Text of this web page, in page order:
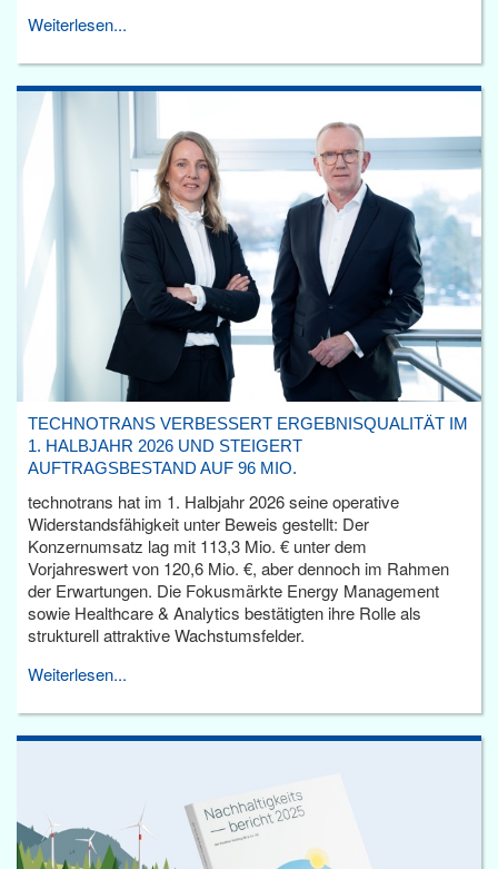
Weiterlesen...
TECHNOTRANS VERBESSERT ERGEBNISQUALITÄT IM
1. HALBJAHR 2026 UND STEIGERT
AUFTRAGSBESTAND AUF 96 MIO.
technotrans hat im 1. Halbjahr 2026 seine operative
Widerstandsfähigkeit unter Beweis gestellt: Der
Konzernumsatz lag mit 113,3 Mio. € unter dem
Vorjahreswert von 120,6 Mio. €, aber dennoch im Rahmen
der Erwartungen. Die Fokusmärkte Energy Management
sowie Healthcare & Analytics bestätigten ihre Rolle als
strukturell attraktive Wachstumsfelder.
Weiterlesen...